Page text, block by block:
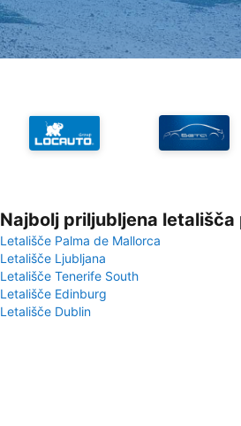
Najbolj priljubljena letališča
Letališče Palma de Mallorca
Letališče Ljubljana
Letališče Tenerife South
Letališče Edinburg
Letališče Dublin